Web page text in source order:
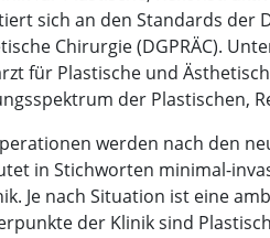
sich an den Standards der
Chirurgie (DGPRÄC).
für Plastische und
der Plastischen,
werden nach den
in Stichworten minimal-
Je nach Situation ist eine
der Klinik sind